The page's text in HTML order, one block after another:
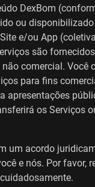
DexBom
ou
e/ou App
são
comercial. Você
para fins
apresentações
os Serviços
um acordo
e nós. Por favor,